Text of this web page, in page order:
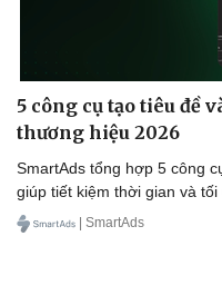
5 công cụ tạo tiêu đề
thương hiệu 2026
SmartAds tổng hợp 5 công
giúp tiết kiệm thời gian và tối
| SmartAds